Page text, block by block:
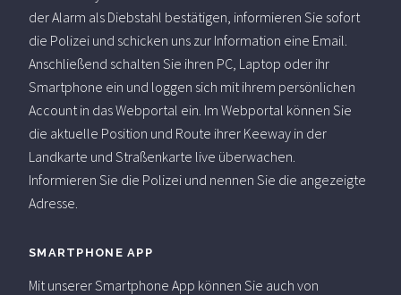
der Alarm als Diebstahl bestätigen, informieren Sie sofort
die Polizei und schicken uns zur Information eine Email.
Anschließend schalten Sie ihren PC, Laptop oder ihr
Smartphone ein und loggen sich mit ihrem persönlichen
Account in das Webportal ein. Im Webportal können Sie
die aktuelle Position und Route ihrer Keeway in der
Landkarte und Straßenkarte live überwachen.
Informieren Sie die Polizei und nennen Sie die angezeigte
Adresse.
SMARTPHONE APP
Mit unserer Smartphone App können Sie auch von